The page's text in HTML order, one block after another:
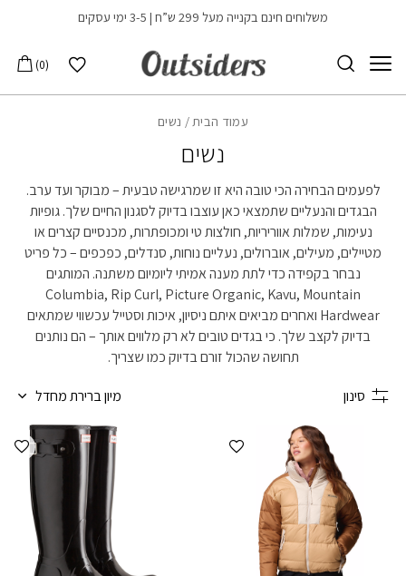
Skip to Contentמשלוחים חינם בקנייה מעל 299 ש”ח | 3-5 ימי עסקים
הרשימה שלי
0
עמוד הבית/ נשים
נשים
לפעמים הבחירה הכי טובה היא זו שמרגישה טבעית – מבוקר ועד ערב.
הבגדים והנעליים שתמצאי כאן עוצבו בדיוק לסגנון החיים שלך. גופיות
נעימות, שמלות אווריריות, חולצות טי ומכופתרות, מכנסיים קצרים או
מטיילים, מעילים, אוברולים, נעליים נוחות, סנדלים, כפכפים – כל פריט
נבחר בקפידה כדי לתת מענה אמיתי ליומיום משתנה. המותגים
Columbia, Rip Curl, Picture Organic, Kavu, Mountain
Hardwear ואחרים מביאים איתם ניסיון, איכות וסטייל עכשווי שמתאים
בדיוק לקצב שלך. כי בגדים טובים לא רק מלווים אותך – הם נותנים
תחושה שהכול זורם בדיוק כמו שצריך.
סינון מיון ברירת מחדל
הוספה למועדפים